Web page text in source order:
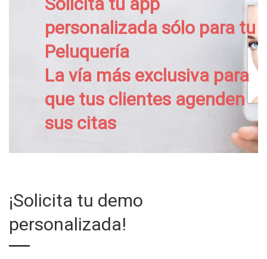
personalizada sólo para tu
Peluquería
La vía más exclusiva para
que tus clientes agenden
sus citas
¡Solicita tu demo
personalizada!